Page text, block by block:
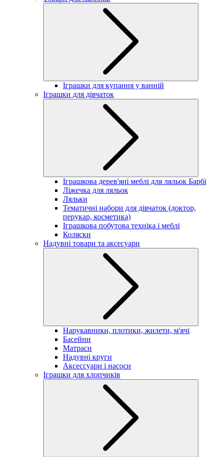
Іграшки для купання у ванній
Іграшки для дівчаток
Іграшкова дерев'яні меблі для ляльок Барбі
Ліжечка для ляльок
Ляльки
Тематичні набори для дівчаток (доктор,
перукар, косметика)
Іграшкова побутова техніка і меблі
Коляски
Надувні товари та аксесуари
Нарукавники, плотики, жилети, м'ячі
Басейни
Матраси
Надувні круги
Аксессуари і насоси
Іграшки для хлопчиків